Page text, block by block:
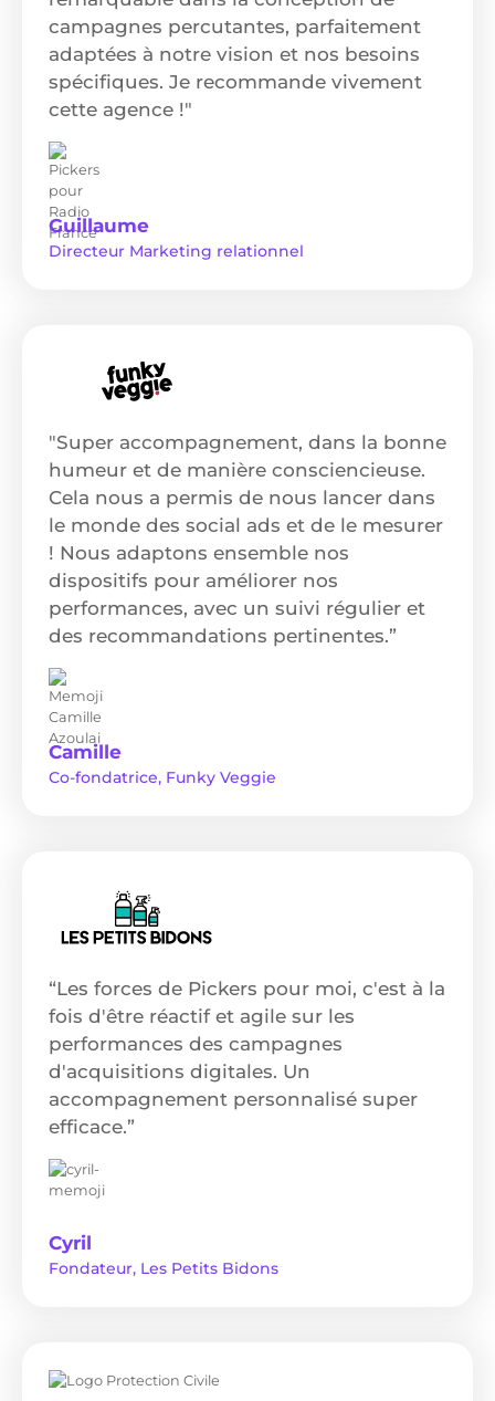
campagnes percutantes, parfaitement
adaptées à notre vision et nos besoins
spécifiques. Je recommande vivement
cette agence !"
Guillaume
Directeur Marketing relationnel
"Super accompagnement, dans la bonne
humeur et de manière consciencieuse.
Cela nous a permis de nous lancer dans
le monde des social ads et de le mesurer
! Nous adaptons ensemble nos
dispositifs pour améliorer nos
performances, avec un suivi régulier et
des recommandations pertinentes.”
Camille
Co-fondatrice, Funky Veggie
“Les forces de Pickers pour moi, c'est à la
fois d'être réactif et agile sur les
performances des campagnes
d'acquisitions digitales. Un
accompagnement personnalisé super
efficace.”
Cyril
Fondateur, Les Petits Bidons